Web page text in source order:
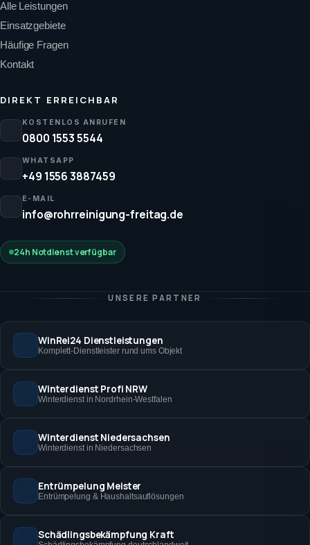
Alle Leistungen
Einsatzgebiete
Häufige Fragen
Kontakt
DIREKT ERREICHBAR
KOSTENLOS ANRUFEN
0800 1553 5544
WHATSAPP
+49 1556 3887459
E-MAIL
info@rohrreinigung-freitag.de
24h Notdienst verfügbar
UNSERE PARTNER
WinRei24 Dienstleistungen
Komplett-Dienstleister rund ums Objekt
Winterdienst Profi NRW
Winterdienst in Nordrhein-Westfalen
Winterdienst Niedersachsen
Winterdienst in Niedersachsen
Entrümpelung Meister
Entrümpelung & Haushaltsauflösungen
Schädlingsbekämpfung Kraft